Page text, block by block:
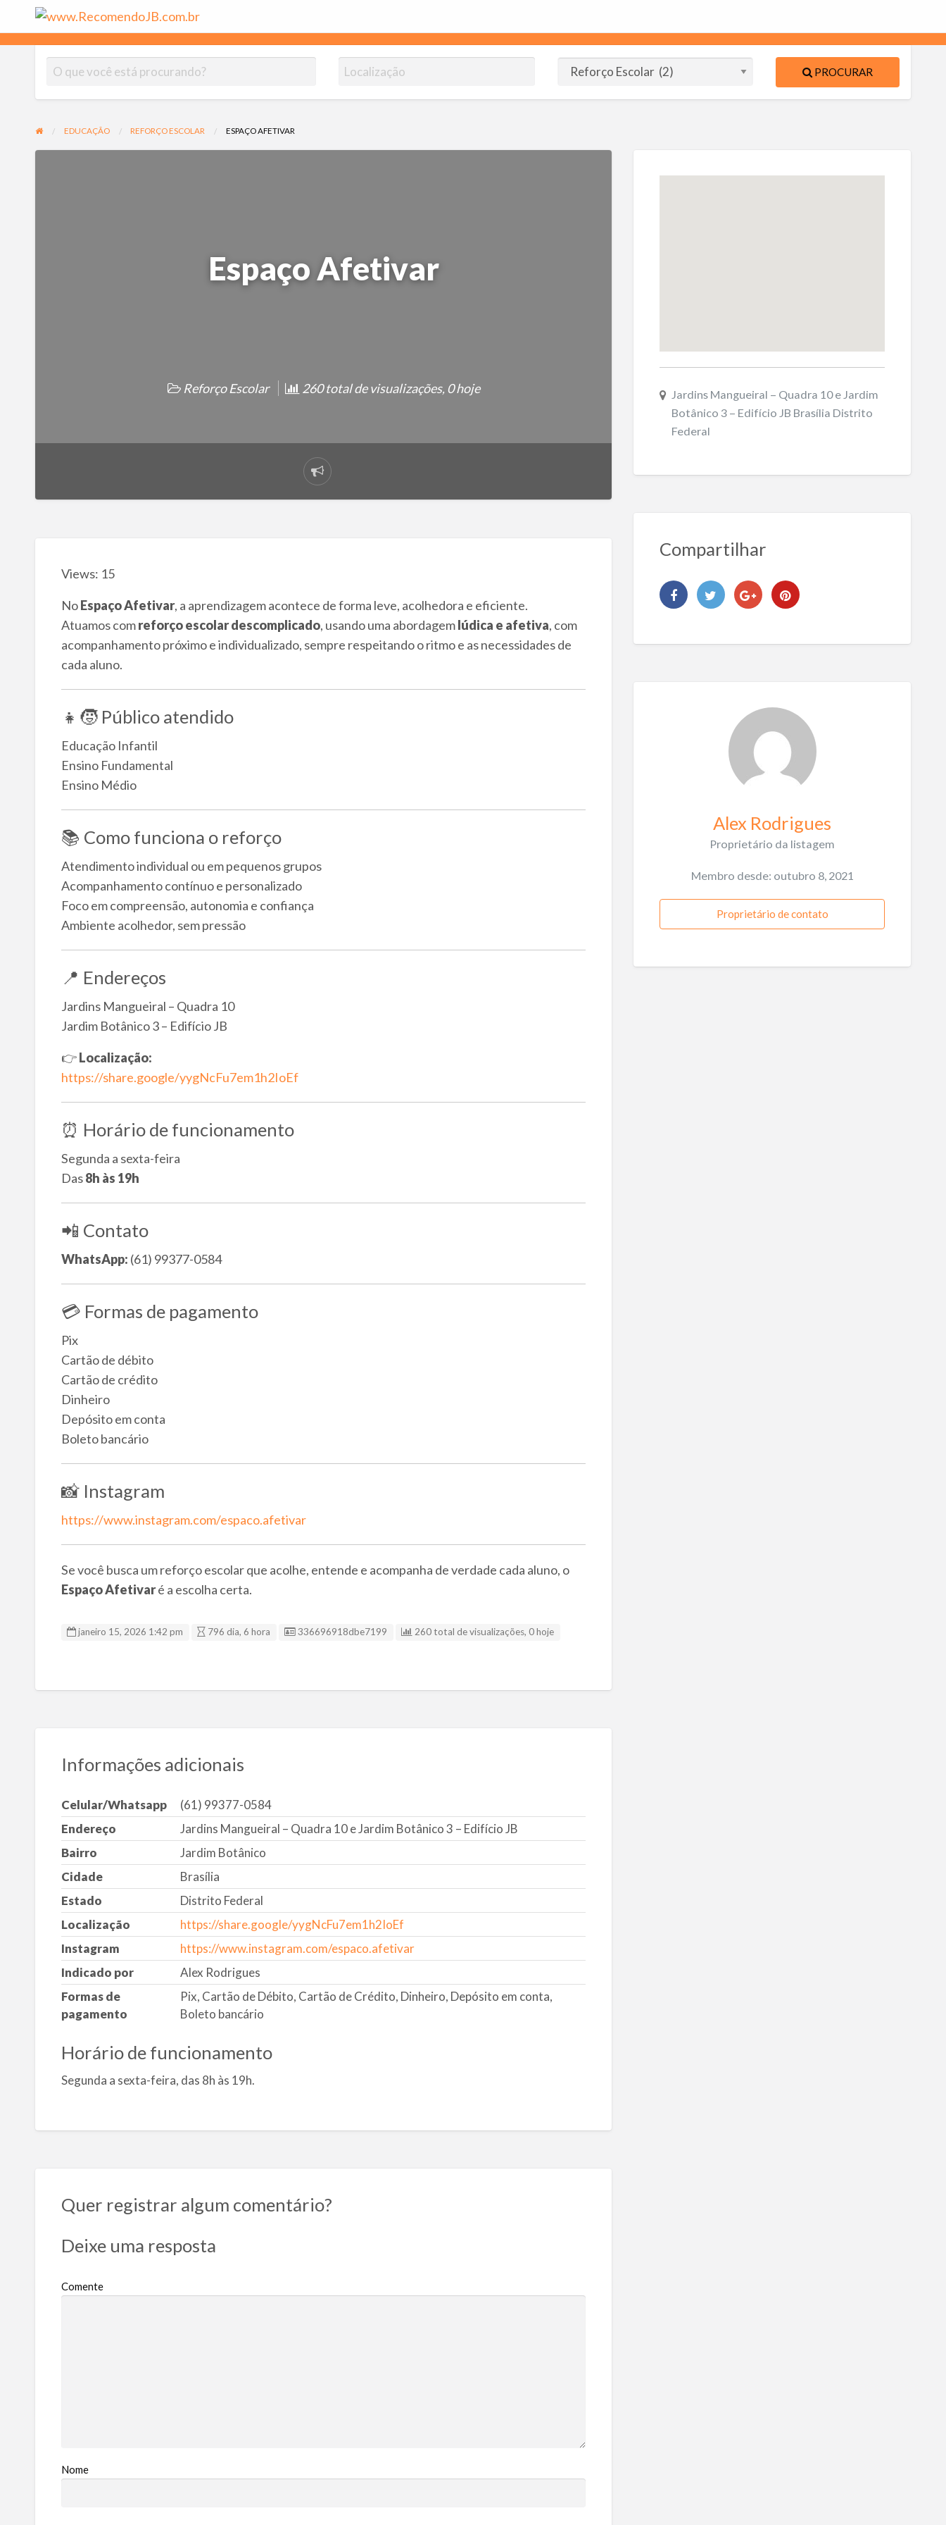
www.RecomendoJB.com.br
As melhores empresas indicadas por moradores do Jardim Botânico!
PROCURAR
EDUCAÇÃO REFORÇO ESCOLAR ESPAÇO AFETIVAR
Espaço Afetivar
Reforço Escolar 260 total de visualizações, 0 hoje
Reportar
problema
Views: 15
NoEspaço Afetivar, a aprendizagem acontece de forma leve, acolhedora e eficiente.
Atuamos comreforço escolar descomplicado, usando uma abordagemlúdica e afetiva, com
acompanhamento próximo e individualizado, sempre respeitando o ritmo e as necessidades de
cada aluno.
👧🧒 Público atendido
Educação Infantil
Ensino Fundamental
Ensino Médio
📚 Como funciona o reforço
Atendimento individual ou em pequenos grupos
Acompanhamento contínuo e personalizado
Foco em compreensão, autonomia e confiança
Ambiente acolhedor, sem pressão
📍 Endereços
Jardins Mangueiral – Quadra 10
Jardim Botânico 3 – Edifício JB
👉Localização:
https://share.google/yygNcFu7em1h2IoEf
⏰ Horário de funcionamento
Segunda a sexta-feira
Das8h às 19h
📲 Contato
WhatsApp: (61) 99377-0584
💳 Formas de pagamento
Pix
Cartão de débito
Cartão de crédito
Dinheiro
Depósito em conta
Boleto bancário
📸 Instagram
https://www.instagram.com/espaco.afetivar
Se você busca um reforço escolar que acolhe, entende e acompanha de verdade cada aluno, o
Espaço Afetivaré a escolha certa.
janeiro 15, 2026 1:42 pm 796 dia, 6 hora ID da listagem
336696918dbe7199 260 total de visualizações, 0 hoje
Informações adicionais
Celular/Whatsapp
(61) 99377-0584
Endereço
Jardins Mangueiral – Quadra 10 e Jardim Botânico 3 – Edifício JB
Bairro
Jardim Botânico
Cidade
Brasília
Estado
Distrito Federal
Localização
https://share.google/yygNcFu7em1h2IoEf
Instagram
https://www.instagram.com/espaco.afetivar
Indicado por
Alex Rodrigues
Formas de
pagamento
Pix, Cartão de Débito, Cartão de Crédito, Dinheiro, Depósito em conta,
Boleto bancário
Horário de funcionamento
Segunda a sexta-feira, das 8h às 19h.
Quer registrar algum comentário?
Deixe uma resposta
Comente
Nome
Jardins Mangueiral – Quadra 10 e Jardim
Botânico 3 – Edifício JB Brasília Distrito
Federal
Compartilhar
Alex Rodrigues
Proprietário da listagem
Membro desde: outubro 8, 2021
Proprietário de contato